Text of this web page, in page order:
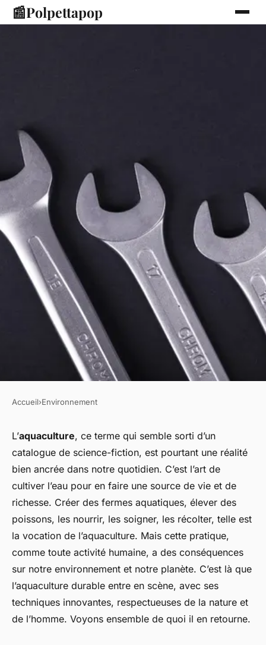
📰Polpettapop
Aquaculture durable :
techniques et enjeux
environnementaux
dion•18 décembre 2023•5 min de lecture
Accueil›Environnement
L’aquaculture, ce terme qui semble sorti d’un
catalogue de science-fiction, est pourtant une réalité
bien ancrée dans notre quotidien. C’est l’art de
cultiver l’eau pour en faire une source de vie et de
richesse. Créer des fermes aquatiques, élever des
poissons, les nourrir, les soigner, les récolter, telle est
la vocation de l’aquaculture. Mais cette pratique,
comme toute activité humaine, a des conséquences
sur notre environnement et notre planète. C’est là que
l’aquaculture durable entre en scène, avec ses
techniques innovantes, respectueuses de la nature et
de l’homme. Voyons ensemble de quoi il en retourne.